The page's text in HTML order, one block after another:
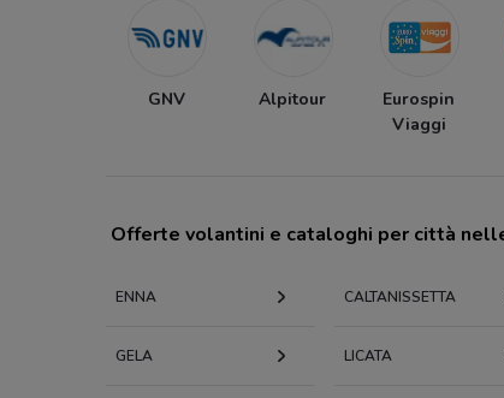
GNV Alpitour
Eurospin
Viaggi
Offerte volantini e cataloghi per città
ENNA CALTANISSETTA
GELA LICATA